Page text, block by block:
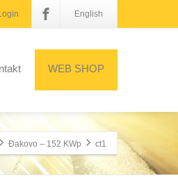
English
WEB SHOP
Đakovo – 152 KWp ct1